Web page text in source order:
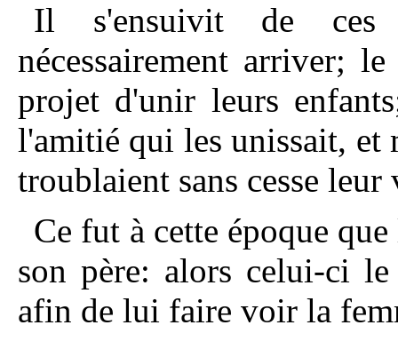
Il s'ensuivit de ces
nécessairement arriver;
projet d'unir leurs
l'amitié qui les unissait, et
troublaient sans cesse leur
Ce fut à cette époque
son père: alors celui-ci
afin de lui faire voir la